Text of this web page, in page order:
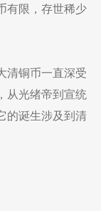
有限，存世稀少
清铜币一直深受
从光绪帝到宣统
的诞生涉及到清